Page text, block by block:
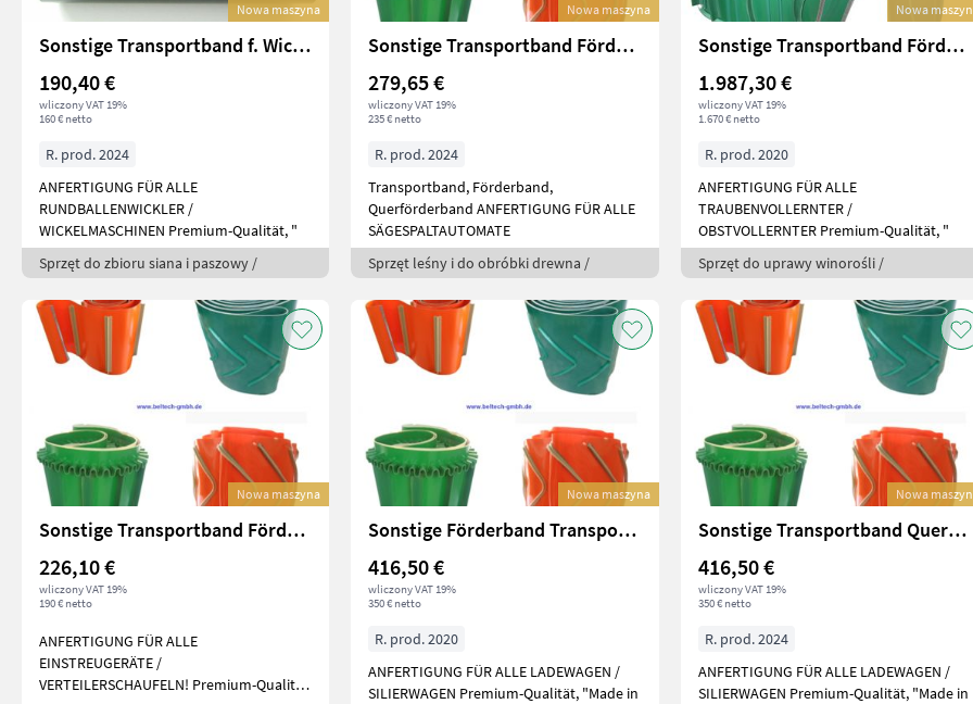
Nowa maszyna
Sonstige Transportband f. Wickelmaschine Kverneland Claas
190,40 €
wliczony VAT 19%
160 € netto
R. prod. 2024
ANFERTIGUNG FÜR ALLE
RUNDBALLENWICKLER /
WICKELMASCHINEN Premium-Qualität, "
Sprzęt do zbioru siana i paszowy /
Nowa maszyna
Sonstige Transportband Förderband für Posch Hakki Pilke
279,65 €
wliczony VAT 19%
235 € netto
R. prod. 2024
Transportband, Förderband,
Querförderband ANFERTIGUNG FÜR ALLE
SÄGESPALTAUTOMATE
Sprzęt leśny i do obróbki drewna /
Nowa
Sonstige Transportband Förderband Traubenvollernter ERO
1.987,30 €
wliczony VAT 19%
1.670 € netto
R. prod. 2020
ANFERTIGUNG FÜR ALLE
TRAUBENVOLLERNTER /
OBSTVOLLERNTER Premium-Qualität, "
Sprzęt do uprawy winorośli /
Nowa maszyna
Sonstige Transportband Förderband Einstreugerät Mehrtens
226,10 €
wliczony VAT 19%
190 € netto
ANFERTIGUNG FÜR ALLE
EINSTREUGERÄTE /
VERTEILERSCHAUFELN! Premium-Qualität,
Nowa maszyna
Sonstige Förderband Transportband FÜR Futtermischwagen
416,50 €
wliczony VAT 19%
350 € netto
R. prod. 2020
ANFERTIGUNG FÜR ALLE LADEWAGEN /
SILIERWAGEN Premium-Qualität, "Made in
Nowa
Sonstige Transportband Querförderband passend für Mengele
416,50 €
wliczony VAT 19%
350 € netto
R. prod. 2024
ANFERTIGUNG FÜR ALLE LADEWAGEN /
SILIERWAGEN Premium-Qualität, "Made in